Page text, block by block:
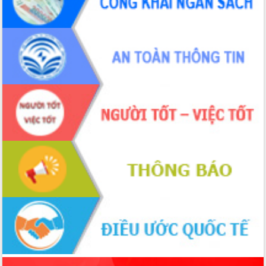
món ăn từ sầu riêng
Đắk Lắk công bố Quy hoạch và xúc
tiến đầu tư tỉnh
Ngành cá ngừ Đắk Lắk chủ động thích
ứng để giữ vững thị trường xuất khẩu
Diễn đàn Kinh tế tư nhân Việt Nam đột
phá cơ chế - Hợp tác công tư
Đề án 06 tạo bước ngoặt đột phá trong
cải cách hành chính tỉnh Đắk Lắk
Kết nối tour, đẩy mạnh chuyển đổi số
để phát triển du lịch Đắk Lắk
Khởi động Dự án Đầu tư xây dựng hạ
tầng kỹ thuật Cụm công nghiệp Tân
Tiến
Gặp mặt các cơ quan báo chí nhân Kỷ
niệm 101 năm Ngày Báo chí Cách
mạng Việt Nam
Đắk Lắk sơ kết 4 năm triển khai thực
hiện Đề án 06 của Chính phủ
Họp báo thông tin về Hội nghị Công bố